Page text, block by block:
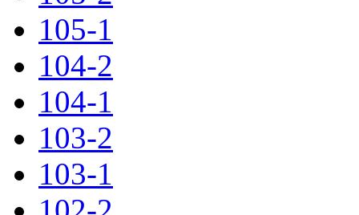
105-1
104-2
104-1
103-2
103-1